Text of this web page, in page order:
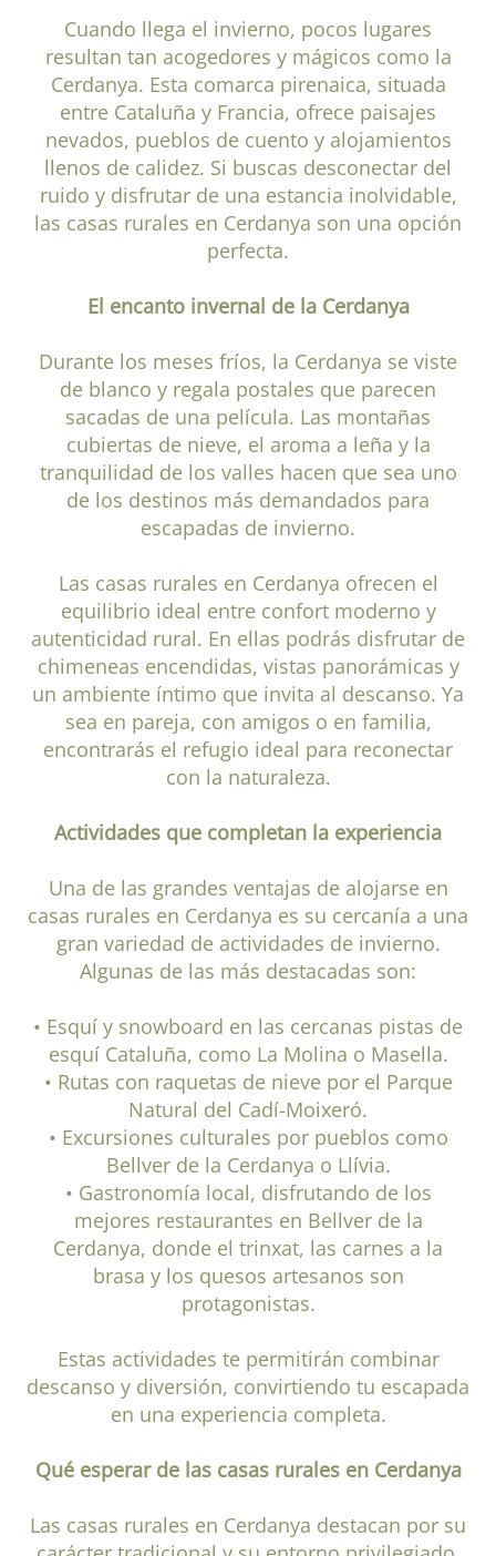
Cuando llega el invierno, pocos lugares
resultan tan acogedores y mágicos como la
Cerdanya. Esta comarca pirenaica, situada
entre Cataluña y Francia, ofrece paisajes
nevados, pueblos de cuento y alojamientos
llenos de calidez. Si buscas desconectar del
ruido y disfrutar de una estancia inolvidable,
las casas rurales en Cerdanya son una opción
perfecta.
El encanto invernal de la Cerdanya
Durante los meses fríos, la Cerdanya se viste
de blanco y regala postales que parecen
sacadas de una película. Las montañas
cubiertas de nieve, el aroma a leña y la
tranquilidad de los valles hacen que sea uno
de los destinos más demandados para
escapadas de invierno.
Las casas rurales en Cerdanya ofrecen el
equilibrio ideal entre confort moderno y
autenticidad rural. En ellas podrás disfrutar de
chimeneas encendidas, vistas panorámicas y
un ambiente íntimo que invita al descanso. Ya
sea en pareja, con amigos o en familia,
encontrarás el refugio ideal para reconectar
con la naturaleza.
Actividades que completan la experiencia
Una de las grandes ventajas de alojarse en
casas rurales en Cerdanya es su cercanía a una
gran variedad de actividades de invierno.
Algunas de las más destacadas son:
• Esquí y snowboard en las cercanas pistas de
esquí Cataluña, como La Molina o Masella.
• Rutas con raquetas de nieve por el Parque
Natural del Cadí-Moixeró.
• Excursiones culturales por pueblos como
Bellver de la Cerdanya o Llívia.
• Gastronomía local, disfrutando de los
mejores restaurantes en Bellver de la
Cerdanya, donde el trinxat, las carnes a la
brasa y los quesos artesanos son
protagonistas.
Estas actividades te permitirán combinar
descanso y diversión, convirtiendo tu escapada
en una experiencia completa.
Qué esperar de las casas rurales en Cerdanya
Las casas rurales en Cerdanya destacan por su